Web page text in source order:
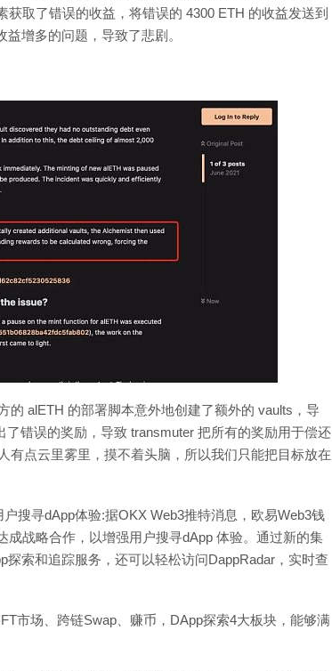
取了错误的收益，将错误的 4300 ETH 的收益发送到
增多的问题，导致了悲剧。
alETH 的部署脚本意外地创建了额外的 vaults，导
错误的奖励，导致 transmuter 把所有的奖励用于偿还
有点云里雾里，摸不着头脑，所以我们只能把目标放在
搜寻dApp体验:据OKX Web3推特消息，欧易Web3钱
成战略合作，以增强用户搜寻dApp 体验。通过新的集
索和追踪服务，还可以轻松访问DappRadar，实时查
市场、跨链Swap、赚币，DApp探索4大板块，能够满